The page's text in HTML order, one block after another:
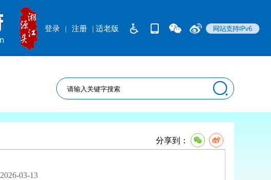
| 适老版
登录 | 注册
分享到：
2026-03-13